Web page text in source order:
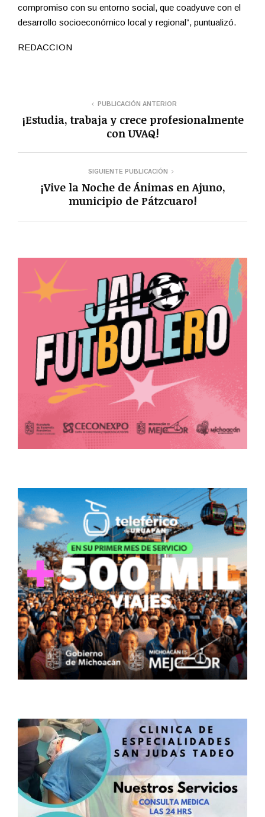
compromiso con su entorno social, que coadyuve con el
desarrollo socioeconómico local y regional”, puntualizó.
REDACCION
PUBLICACIÓN ANTERIOR
¡Estudia, trabaja y crece profesionalmente
con UVAQ!
SIGUIENTE PUBLICACIÓN
¡Vive la Noche de Ánimas en Ajuno,
municipio de Pátzcuaro!